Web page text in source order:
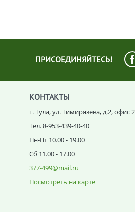
ПРИСОЕДИНЯЙТЕСЬ!
КОНТАКТЫ
г. Тула, ул. Тимирязева, д.2, офис 2
Тел. 8-953-439-40-40
Пн-Пт 10.00 - 19.00
Сб 11.00 - 17.00
377-499@mail.ru
Посмотреть на карте